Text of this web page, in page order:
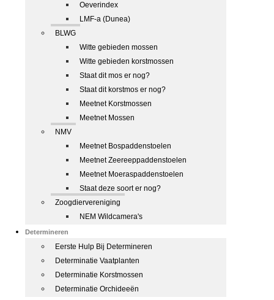
Oeverindex
LMF-a (Dunea)
BLWG
Witte gebieden mossen
Witte gebieden korstmossen
Staat dit mos er nog?
Staat dit korstmos er nog?
Meetnet Korstmossen
Meetnet Mossen
NMV
Meetnet Bospaddenstoelen
Meetnet Zeereeppaddenstoelen
Meetnet Moeraspaddenstoelen
Staat deze soort er nog?
Zoogdiervereniging
NEM Wildcamera's
Determineren
Eerste Hulp Bij Determineren
Determinatie Vaatplanten
Determinatie Korstmossen
Determinatie Orchideeën